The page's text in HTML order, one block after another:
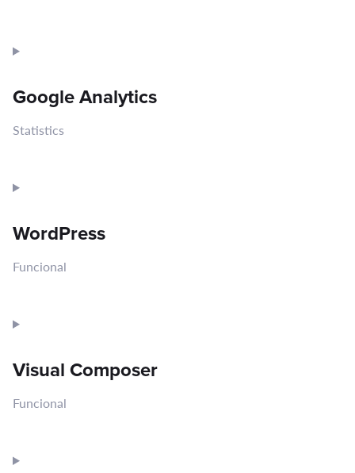
Consent
woocommerce
Google Analytics
Statistics
Consent
google-
WordPress
Funcional
Consent
wordpress
Visual Composer
Funcional
Consent